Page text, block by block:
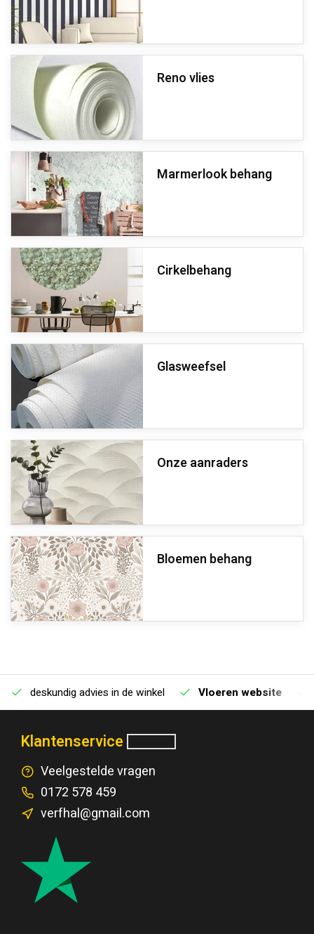
Reno vlies
Marmerlook behang
Cirkelbehang
Glasweefsel
Onze aanraders
Bloemen behang
deskundig advies in de winkel Vloeren website
Klantenservice
Veelgestelde vragen
0172 578 459
verfhal@gmail.com